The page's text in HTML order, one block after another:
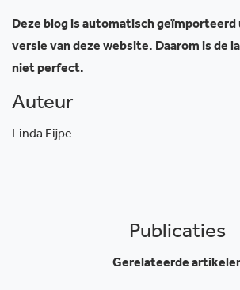
Deze blog is automatisch geïmporteerd
versie van deze website. Daarom is de
niet perfect.
Auteur
Linda Eijpe
Publicaties
Gerelateerde